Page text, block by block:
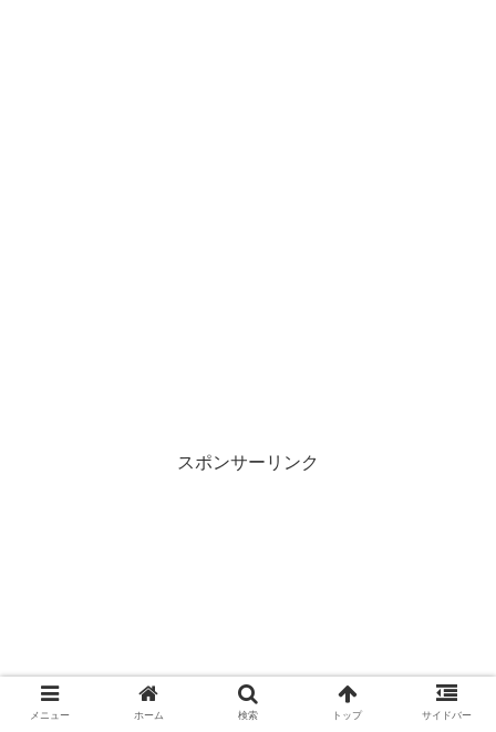
スポンサーリンク
メニュー ホーム 検索 トップ サイドバー